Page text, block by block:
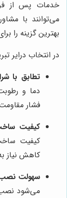
خدمات پس از
می‌توانند با
بهترین گزینه را
در انتخاب درایر
تطابق با
دما و
فشار
کیفیت
کیفیت
کاهش نیاز
سهولت نصب
می‌شود نصب